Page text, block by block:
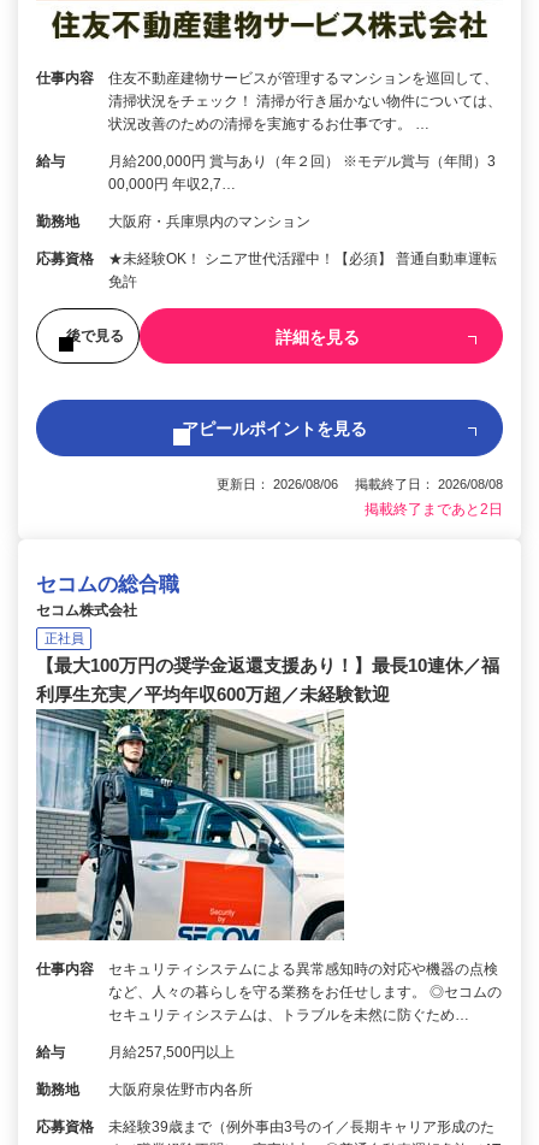
仕事内容
住友不動産建物サービスが管理するマンションを巡回して、
清掃状況をチェック！ 清掃が行き届かない物件については、
状況改善のための清掃を実施するお仕事です。 …
給与
月給200,000円 賞与あり（年２回） ※モデル賞与（年間）3
00,000円 年収2,7…
勤務地 大阪府・兵庫県内のマンション
応募資格
★未経験OK！ シニア世代活躍中！【必須】 普通自動車運転
免許
後で見る 詳細を見る
アピールポイントを見る
更新日： 2026/08/06 掲載終了日： 2026/08/08
掲載終了まであと2日
セコムの総合職
セコム株式会社
正社員
【最大100万円の奨学金返還支援あり！】最長10連休／福
利厚生充実／平均年収600万超／未経験歓迎
仕事内容
セキュリティシステムによる異常感知時の対応や機器の点検
など、人々の暮らしを守る業務をお任せします。 ◎セコムの
セキュリティシステムは、トラブルを未然に防ぐため…
給与 月給257,500円以上
勤務地 大阪府泉佐野市内各所
応募資格
未経験39歳まで（例外事由3号のイ／長期キャリア形成のた